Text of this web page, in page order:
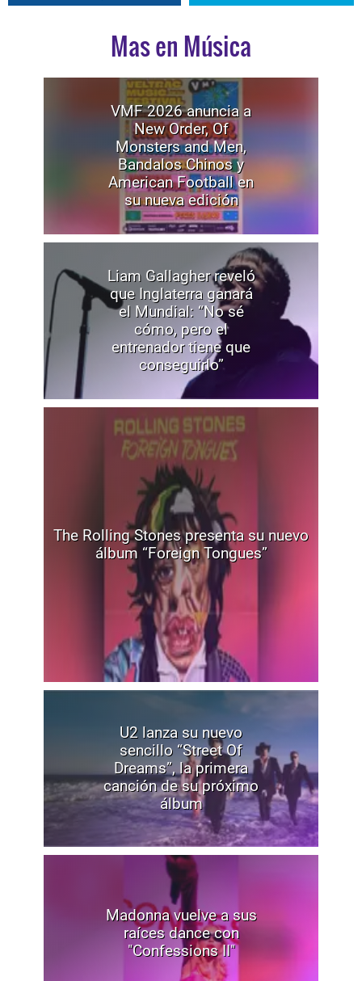
Mas en Música
VMF 2026 anuncia a
New Order, Of
Monsters and Men,
Bandalos Chinos y
American Football en
su nueva edición
Liam Gallagher reveló
que Inglaterra ganará
el Mundial: “No sé
cómo, pero el
entrenador tiene que
conseguirlo”
The Rolling Stones presenta su nuevo
álbum “Foreign Tongues”
U2 lanza su nuevo
sencillo “Street Of
Dreams”, la primera
canción de su próximo
álbum
Madonna vuelve a sus
raíces dance con
"Confessions II"